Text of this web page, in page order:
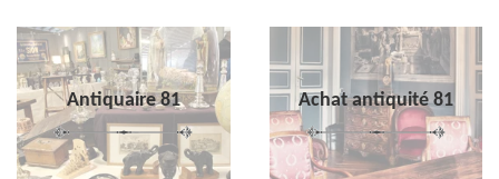
Antiquaire 81 Achat antiquité 81